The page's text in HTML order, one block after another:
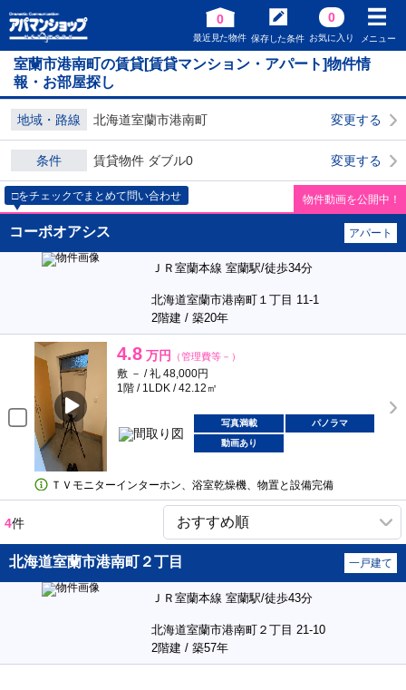
0
最近見た物件 保存した条件
0
お気に入り メニュー
室蘭市港南町の賃貸[賃貸マンション・アパート]物件情
報・お部屋探し
地域・路線 北海道室蘭市港南町 変更する
条件 賃貸物件 ダブル0 変更する
□をチェックでまとめて問い合わせ 物件動画を公開中！
コーポオアシス アパート
ＪＲ室蘭本線 室蘭駅/徒歩34分
北海道室蘭市港南町１丁目 11-1
2階建 / 築20年
4.8 万円 （管理費等－）
敷 － / 礼 48,000円
1階 / 1LDK / 42.12㎡
写真満載
パノラマ
動画あり
ＴＶモニターインターホン、浴室乾燥機、物置と設備完備
4件
北海道室蘭市港南町２丁目 一戸建て
ＪＲ室蘭本線 室蘭駅/徒歩43分
北海道室蘭市港南町２丁目 21-10
2階建 / 築57年